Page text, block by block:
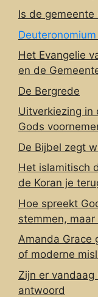
Is de
Deuteronomium
Het Evangelie
en de
De Bergrede
Uitverkiezing in
Gods
De Bijbel zegt
Het islamitisch
de Koran je
Hoe spreekt
stemmen,
Amanda Grace
of moderne
Zijn er
antwoord